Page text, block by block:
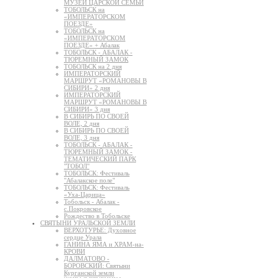
МУЗЕЙ ЦАРСКОЙ СЕМЬИ
ТОБОЛЬСК на
«ИМПЕРАТОРСКОМ
ПОЕЗДЕ»
ТОБОЛЬСК на
«ИМПЕРАТОРСКОМ
ПОЕЗДЕ» + Абалак
ТОБОЛЬСК - АБАЛАК -
ТЮРЕМНЫЙ ЗАМОК
ТОБОЛЬСК на 2 дня
ИМПЕРАТОРСКИЙ
МАРШРУТ «РОМАНОВЫ В
СИБИРИ» 2 дня
ИМПЕРАТОРСКИЙ
МАРШРУТ «РОМАНОВЫ В
СИБИРИ» 3 дня
В СИБИРЬ ПО СВОЕЙ
ВОЛЕ, 2 дня
В СИБИРЬ ПО СВОЕЙ
ВОЛЕ, 3 дня
ТОБОЛЬСК - АБАЛАК -
ТЮРЕМНЫЙ ЗАМОК -
ТЕМАТИЧЕСКИЙ ПАРК
"ТОБОЛ"
ТОБОЛЬСК: Фестиваль
"Абалакское поле"
ТОБОЛЬСК: Фестиваль
«Уха-Царица»
Тобольск - Абалак -
с.Покровское
Рождество в Тобольске
СВЯТЫНИ УРАЛЬСКОЙ ЗЕМЛИ
ВЕРХОТУРЬЕ: Духовное
сердце Урала
ГАНИНА ЯМА и ХРАМ-на-
КРОВИ
ДАЛМАТОВО -
БОРОВСКИЙ: Святыни
Курганской земли